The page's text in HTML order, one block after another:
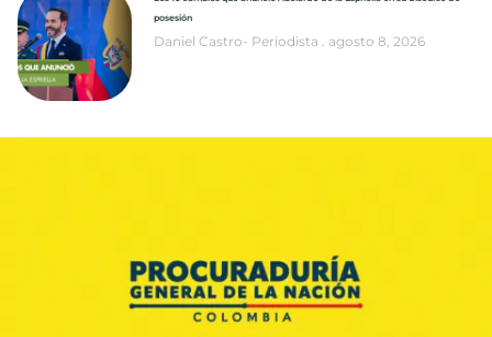
posesión
Daniel Castro- Periodista agosto 8, 2026